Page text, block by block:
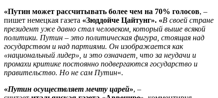
«Путин может рассчитывать более чем на 70% голосов, –
пишет немецкая газета «Зюддойче Цайтунг». «В своей стране
президент уже давно стал человеком, который выше всякой
политики. Путин – это политическая фигура, стоящая над
государством и над партиями. Он изображается как
«национальный лидер», и это означает, что за неудачи и
промахи критике постоянно подвергаются государство и
правительство. Но не сам Путин«.
«Путин осуществляет мечту царей», –